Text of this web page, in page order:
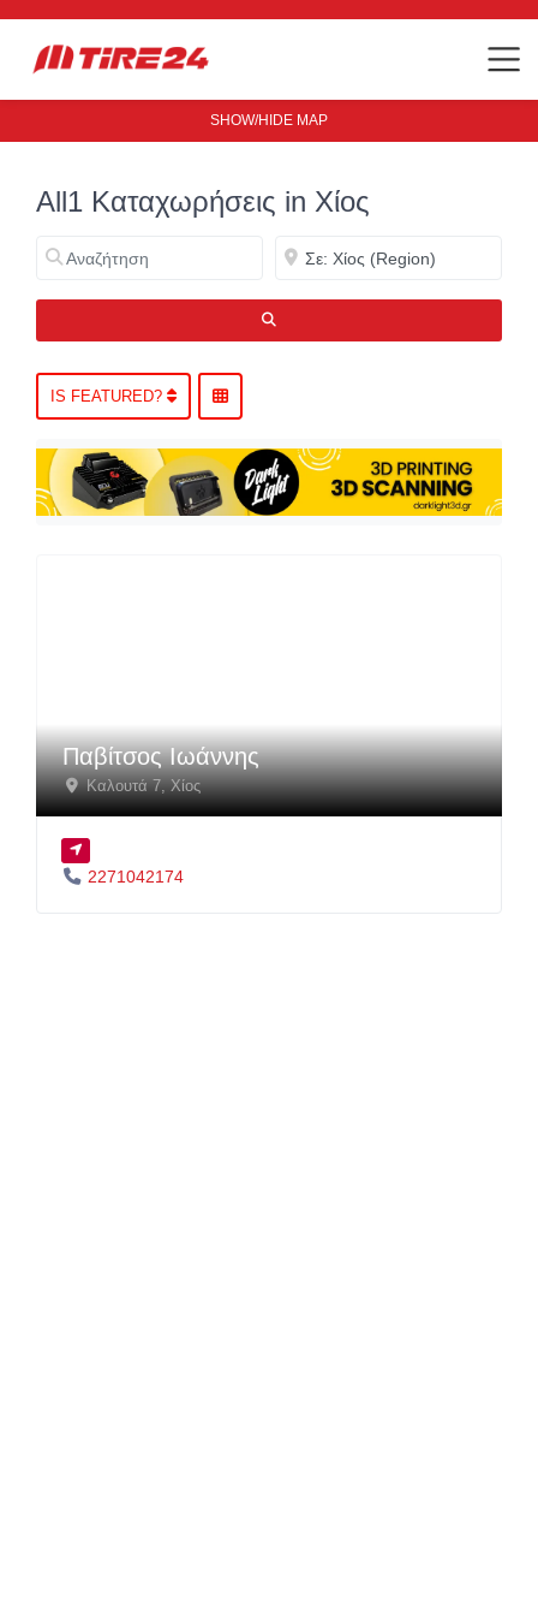
All1 Καταχωρήσεις in Χίος
Αναζήτηση Κοντά
IS FEATURED?
Παβίτσος Ιωάννης
Καλουτά 7,Χίος
2271042174
SHOW/HIDE MAP